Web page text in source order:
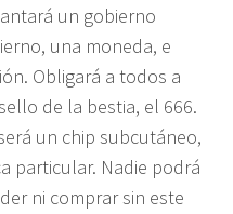
un gobierno
una moneda, e
Obligará a todos a
de la bestia, el 666.
un chip subcutáneo,
particular. Nadie podrá
ni comprar sin este